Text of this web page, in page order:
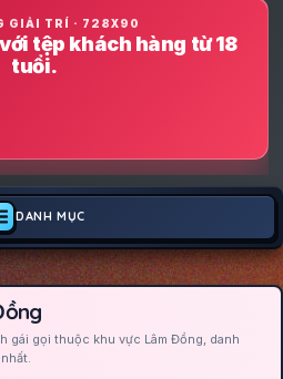
GIẢI TRÍ · 728X90
tệp khách hàng từ 18
tuổi.
DANH MỤC
gái gọi thuộc khu vực Lâm Đồng, danh